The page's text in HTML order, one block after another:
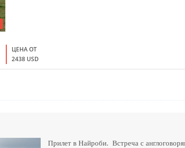
ЦЕНА ОТ
2438 USD
Прилет в Найроби. Встреча с